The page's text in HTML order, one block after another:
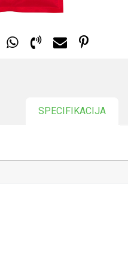
SPECIFIKACIJA